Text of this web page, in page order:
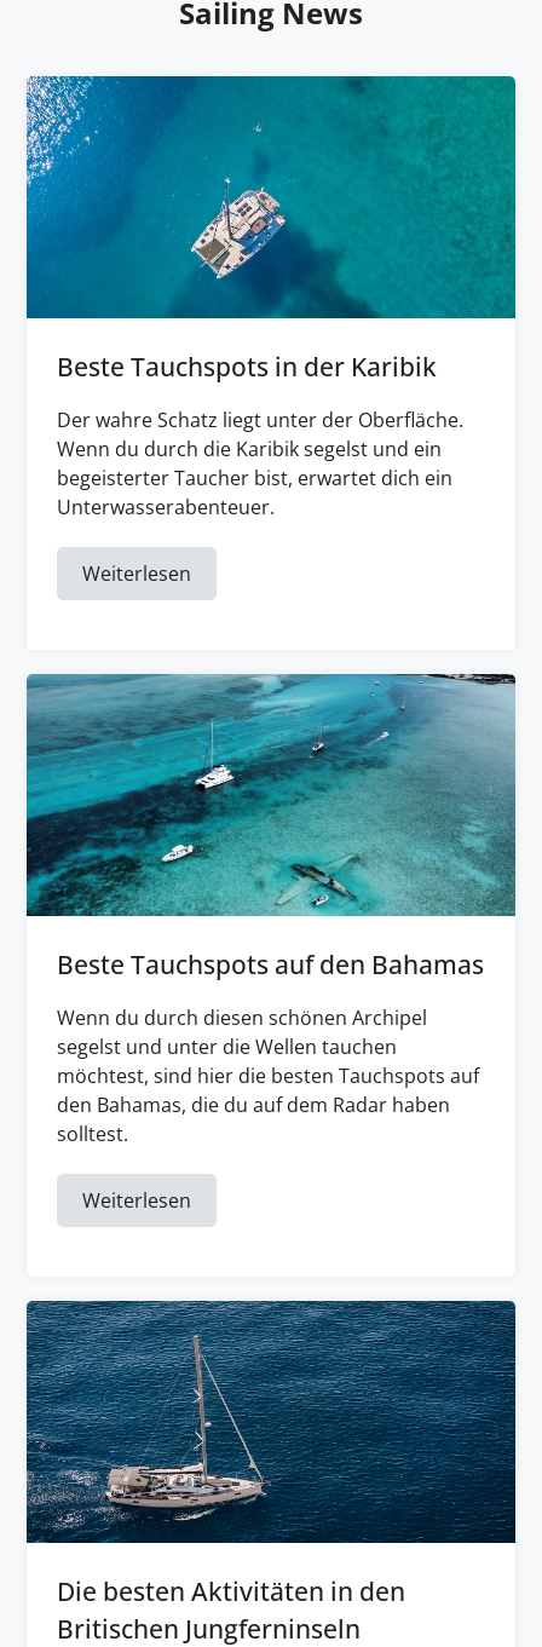
Sailing News
Beste Tauchspots in der Karibik
Der wahre Schatz liegt unter der Oberfläche.
Wenn du durch die Karibik segelst und ein
begeisterter Taucher bist, erwartet dich ein
Unterwasserabenteuer.
Weiterlesen
Beste Tauchspots auf den Bahamas
Wenn du durch diesen schönen Archipel
segelst und unter die Wellen tauchen
möchtest, sind hier die besten Tauchspots auf
den Bahamas, die du auf dem Radar haben
solltest.
Weiterlesen
Die besten Aktivitäten in den
Britischen Jungferninseln